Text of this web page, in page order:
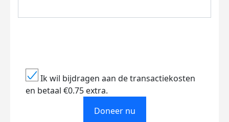
Ik wil bijdragen aan de transactiekosten
en betaal €0.75 extra.
Doneer nu